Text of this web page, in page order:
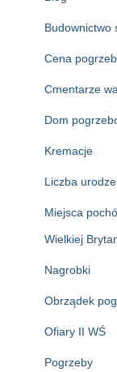
Budownictwo
Cena
Cmentarze
Dom
Kremacje
Liczba
Miejsca
Wielkiej
Nagrobki
Obrządek
Ofiary II WŚ
Pogrzeby